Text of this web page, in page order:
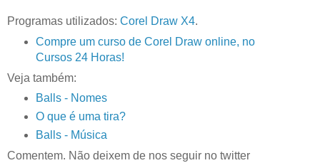
Programas utilizados: Corel Draw X4.
Compre um curso de Corel Draw online, no
Cursos 24 Horas!
Veja também:
Balls - Nomes
O que é uma tira?
Balls - Música
Comentem. Não deixem de nos seguir no twitter